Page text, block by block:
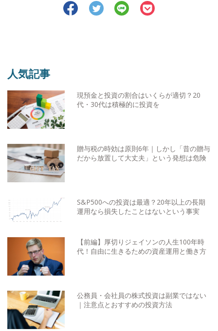
人気記事
現預金と投資の割合はいくらが適切？20
代・30代は積極的に投資を
贈与税の時効は原則6年｜しかし「昔の贈与
だから放置して大丈夫」という発想は危険
S&P500への投資は最適？20年以上の長期
運用なら損失したことはないという事実
【前編】厚切りジェイソンの人生100年時
代！自由に生きるための資産運用と働き方
公務員・会社員の株式投資は副業ではない
｜注意点とおすすめの投資方法